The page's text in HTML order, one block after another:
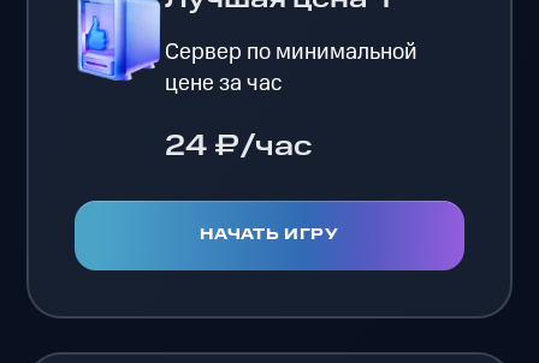
Сервер по минимальной
цене за час
24 ₽/час
НАЧАТЬ ИГРУ